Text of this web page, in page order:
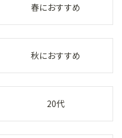
春におすすめ
秋におすすめ
20代